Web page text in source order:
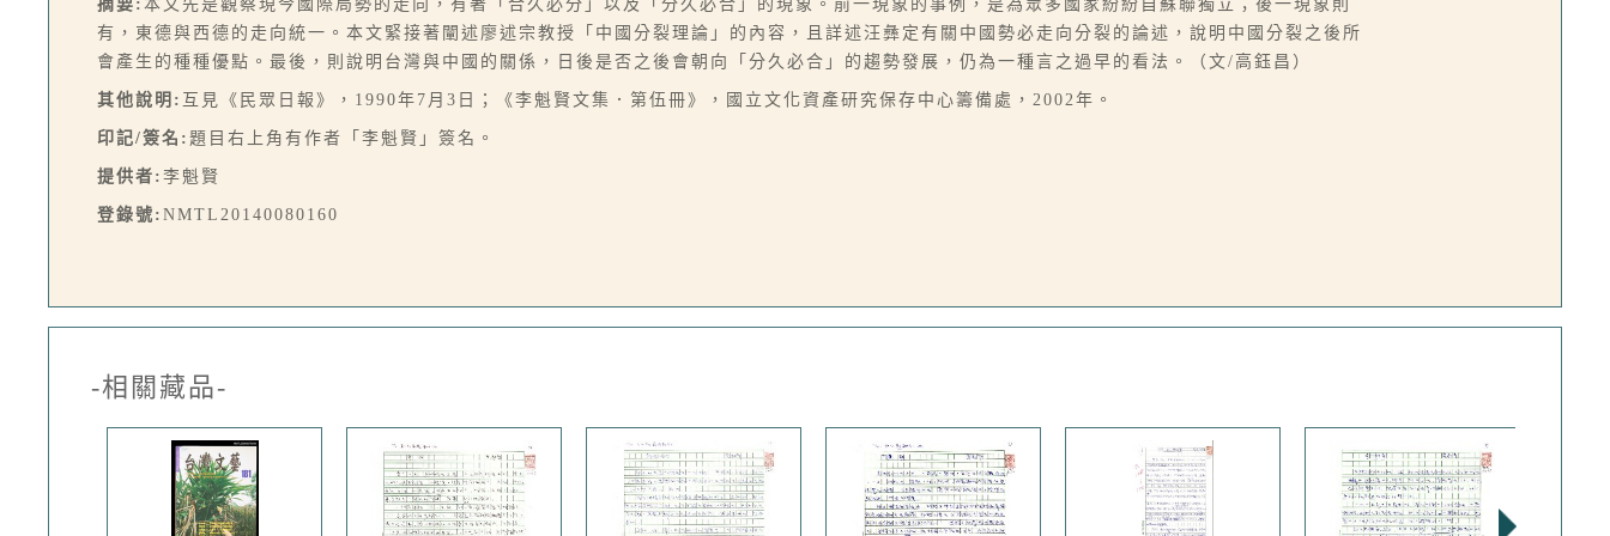
摘要: 本文先是觀察現今國際局勢的走向，有著「合久必分」以及「分久必合」的現象。前一現象的事例，是為眾多國家紛紛自蘇聯獨立；後一現象則
有，東德與西德的走向統一。本文緊接著闡述廖述宗教授「中國分裂理論」的內容，且詳述汪彝定有關中國勢必走向分裂的論述，說明中國分裂之後所
會產生的種種優點。最後，則說明台灣與中國的關係，日後是否之後會朝向「分久必合」的趨勢發展，仍為一種言之過早的看法。（文/高鈺昌）
其他說明: 互見《民眾日報》，1990年7月3日；《李魁賢文集．第伍冊》，國立文化資產研究保存中心籌備處，2002年。
印記/簽名: 題目右上角有作者「李魁賢」簽名。
提供者: 李魁賢
登錄號: NMTL20140080160
-相關藏品-